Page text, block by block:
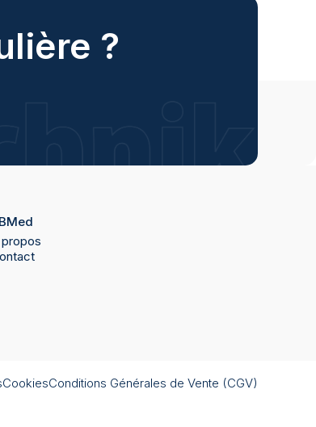
?
CookiesConditions Générales de Vente (CGV)